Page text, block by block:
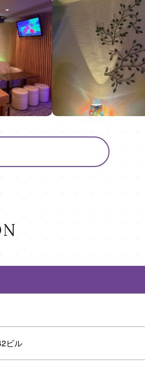
ビル